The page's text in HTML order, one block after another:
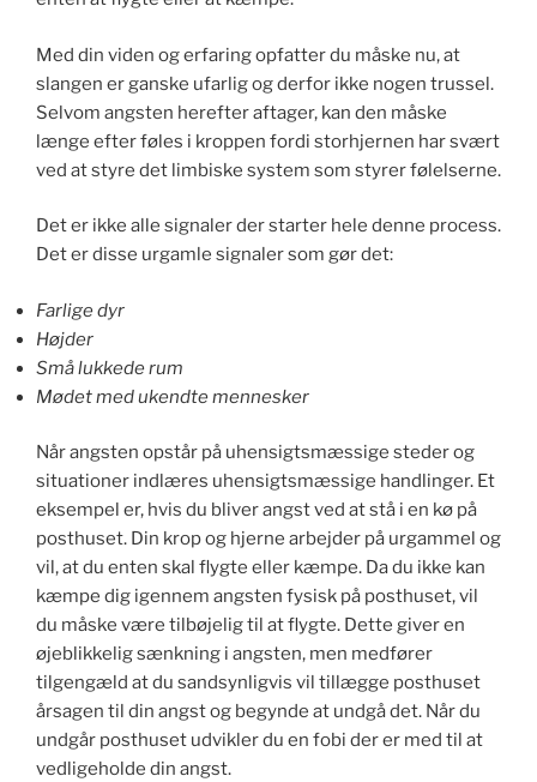
Med din viden og erfaring opfatter du måske nu, at
slangen er ganske ufarlig og derfor ikke nogen trussel.
Selvom angsten herefter aftager, kan den måske
længe efter føles i kroppen fordi storhjernen har svært
ved at styre det limbiske system som styrer følelserne.
Det er ikke alle signaler der starter hele denne process.
Det er disse urgamle signaler som gør det:
Farlige dyr
Højder
Små lukkede rum
Mødet med ukendte mennesker
Når angsten opstår på uhensigtsmæssige steder og
situationer indlæres uhensigtsmæssige handlinger. Et
eksempel er, hvis du bliver angst ved at stå i en kø på
posthuset. Din krop og hjerne arbejder på urgammel og
vil, at du enten skal flygte eller kæmpe. Da du ikke kan
kæmpe dig igennem angsten fysisk på posthuset, vil
du måske være tilbøjelig til at flygte. Dette giver en
øjeblikkelig sænkning i angsten, men medfører
tilgengæld at du sandsynligvis vil tillægge posthuset
årsagen til din angst og begynde at undgå det. Når du
undgår posthuset udvikler du en fobi der er med til at
vedligeholde din angst.